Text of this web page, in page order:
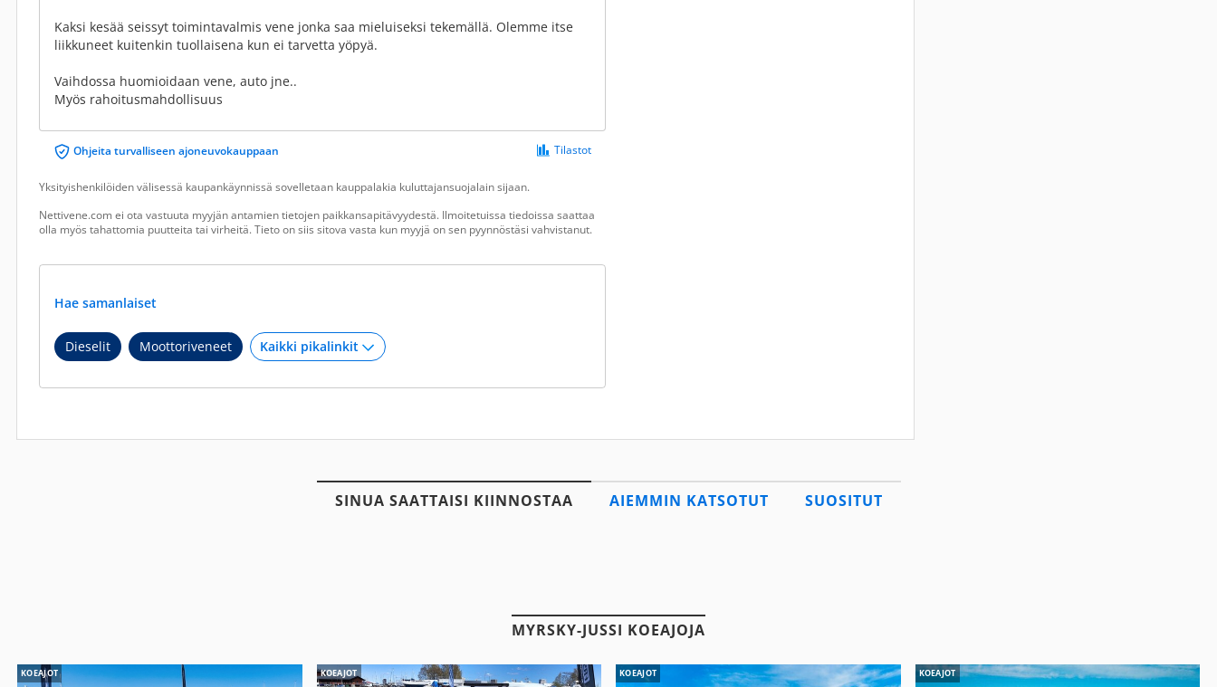
Kaksi kesää seissyt toimintavalmis vene jonka saa mieluiseksi tekemällä. Olemme itse
liikkuneet kuitenkin tuollaisena kun ei tarvetta yöpyä.
Vaihdossa huomioidaan vene, auto jne..
Myös rahoitusmahdollisuus
Ohjeita turvalliseen ajoneuvokauppaan Tilastot
Yksityishenkilöiden välisessä kaupankäynnissä sovelletaan kauppalakia kuluttajansuojalain sijaan.
Nettivene.com ei ota vastuuta myyjän antamien tietojen paikkansapitävyydestä. Ilmoitetuissa tiedoissa saattaa
olla myös tahattomia puutteita tai virheitä. Tieto on siis sitova vasta kun myyjä on sen pyynnöstäsi vahvistanut.
Hae samanlaiset
Dieselit Moottoriveneet
SINUA SAATTAISI KIINNOSTAA AIEMMIN KATSOTUT SUOSITUT
MYRSKY-JUSSI KOEAJOJA
KOEAJOT KOEAJOT KOEAJOT KOEAJOT